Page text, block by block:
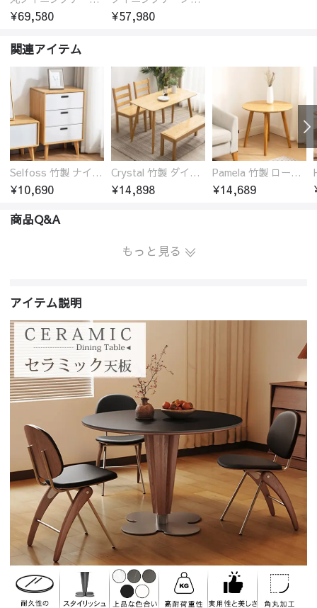
¥69,580
¥57,980
関連アイテム
Selfoss 竹製 ナイトテーブル
¥10,690
Crystal 竹製 ダイニングテーブル
¥14,898
Pamela 竹製 ローテーブル 円卓 18サイズ
¥14,689
商品Q&A
もっと見る
アイテム説明